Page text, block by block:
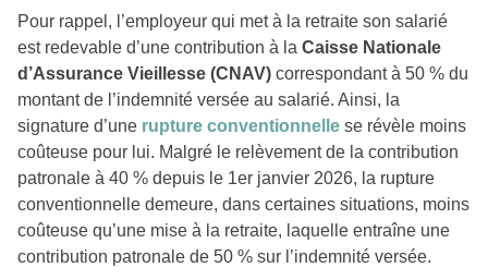
Pour rappel, l’employeur qui met à la retraite son salarié
est redevable d’une contribution à la Caisse Nationale
d’Assurance Vieillesse (CNAV) correspondant à 50 % du
montant de l’indemnité versée au salarié. Ainsi, la
signature d’une rupture conventionnelle se révèle moins
coûteuse pour lui. Malgré le relèvement de la contribution
patronale à 40 % depuis le 1er janvier 2026, la rupture
conventionnelle demeure, dans certaines situations, moins
coûteuse qu’une mise à la retraite, laquelle entraîne une
contribution patronale de 50 % sur l’indemnité versée.